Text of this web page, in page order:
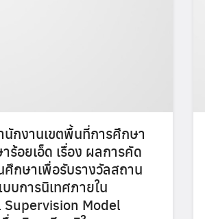
นักงานเขตพื้นที่การศึกษา
ร้อยเอ็ด เรื่อง ผลการคัด
ศึกษาเพื่อรับรางวัลสถาน
บการนิเทศภายใน
Model